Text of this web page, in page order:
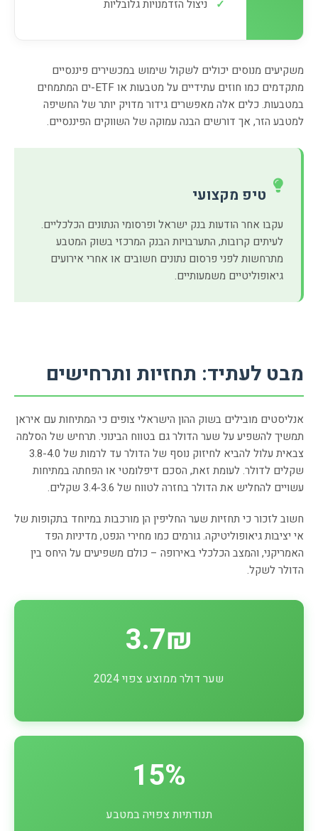
✓ ניצול הזדמנויות גלובליות
משקיעים מנוסים יכולים לשקול שימוש במכשירים פיננסיים
מתקדמים כמו חוזים עתידיים על מטבעות או ETF-ים המתמחים
במטבעות. כלים אלה מאפשרים גידור מדויק יותר של החשיפה
למטבע הזר, אך דורשים הבנה עמוקה של השווקים הפיננסיים.
טיפ מקצועי
עקבו אחר הודעות בנק ישראל ופרסומי הנתונים הכלכליים.
לעיתים קרובות, התערבויות הבנק המרכזי בשוק המטבע
מתרחשות לפני פרסום נתונים חשובים או אחרי אירועים
גיאופוליטיים משמעותיים.
מבט לעתיד: תחזיות ותרחישים
אנליסטים מובילים בשוק ההון הישראלי צופים כי המתיחות עם איראן
תמשיך להשפיע על שער הדולר גם בטווח הבינוני. תרחיש של הסלמה
צבאית עלול להביא לחיזוק נוסף של הדולר עד לרמות של 3.8-4.0
שקלים לדולר. לעומת זאת, הסכם דיפלומטי או הפחתה במתיחות
עשויים להחליש את הדולר בחזרה לטווח של 3.4-3.6 שקלים.
חשוב לזכור כי תחזיות שער החליפין הן מורכבות במיוחד בתקופות של
אי יציבות גיאופוליטיקה. גורמים כמו מחירי הנפט, מדיניות הפד
האמריקני, והמצב הכלכלי באירופה – כולם משפיעים על היחס בין
הדולר לשקל.
3.7₪
שער דולר ממוצע צפוי 2024
15%
תנודתיות צפויה במטבע